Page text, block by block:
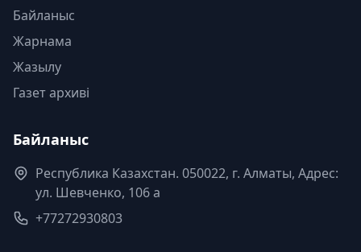
Байланыс
Жарнама
Жазылу
Газет архиві
Байланыс
Республика Казахстан. 050022, г. Алматы, Адрес:
ул. Шевченко, 106 а
+77272930803